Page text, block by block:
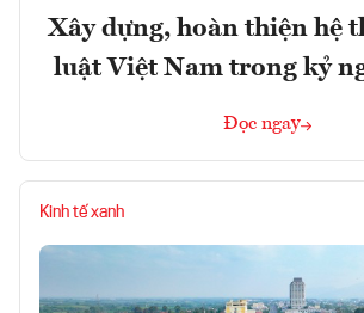
Xây dựng, hoàn thiện hệ
luật Việt Nam trong kỷ
Đọc ngay
Kinh tế xanh